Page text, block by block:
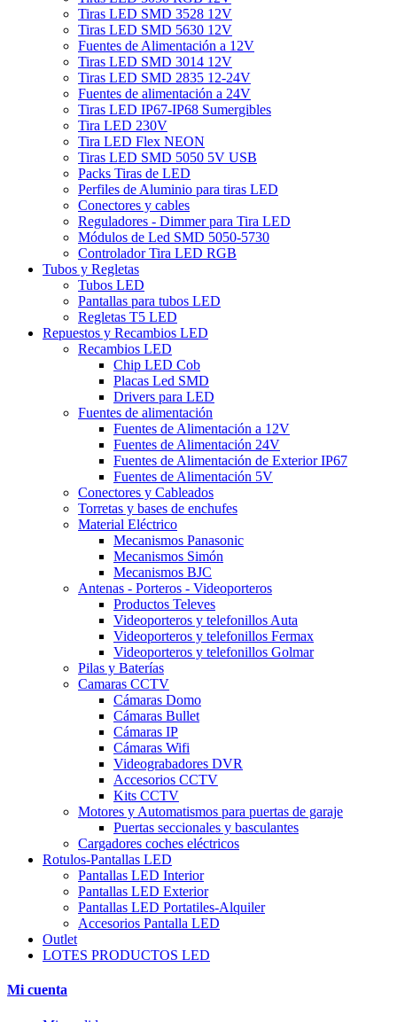
Tiras LED SMD 3528 12V
Tiras LED SMD 5630 12V
Fuentes de Alimentación a 12V
Tiras LED SMD 3014 12V
Tiras LED SMD 2835 12-24V
Fuentes de alimentación a 24V
Tiras LED IP67-IP68 Sumergibles
Tira LED 230V
Tira LED Flex NEON
Tiras LED SMD 5050 5V USB
Packs Tiras de LED
Perfiles de Aluminio para tiras LED
Conectores y cables
Reguladores - Dimmer para Tira LED
Módulos de Led SMD 5050-5730
Controlador Tira LED RGB
Tubos y Regletas
Tubos LED
Pantallas para tubos LED
Regletas T5 LED
Repuestos y Recambios LED
Recambios LED
Chip LED Cob
Placas Led SMD
Drivers para LED
Fuentes de alimentación
Fuentes de Alimentación a 12V
Fuentes de Alimentación 24V
Fuentes de Alimentación de Exterior IP67
Fuentes de Alimentación 5V
Conectores y Cableados
Torretas y bases de enchufes
Material Eléctrico
Mecanismos Panasonic
Mecanismos Simón
Mecanismos BJC
Antenas - Porteros - Videoporteros
Productos Televes
Videoporteros y telefonillos Auta
Videoporteros y telefonillos Fermax
Videoporteros y telefonillos Golmar
Pilas y Baterías
Camaras CCTV
Cámaras Domo
Cámaras Bullet
Cámaras IP
Cámaras Wifi
Videograbadores DVR
Accesorios CCTV
Kits CCTV
Motores y Automatismos para puertas de garaje
Puertas seccionales y basculantes
Cargadores coches eléctricos
Rotulos-Pantallas LED
Pantallas LED Interior
Pantallas LED Exterior
Pantallas LED Portatiles-Alquiler
Accesorios Pantalla LED
Outlet
LOTES PRODUCTOS LED
Mi cuenta